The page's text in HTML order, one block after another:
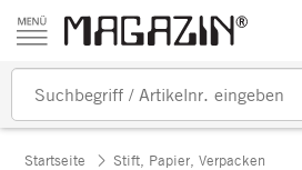
Zum Inhalt springen
Startseite Stift, Papier, Verpacken